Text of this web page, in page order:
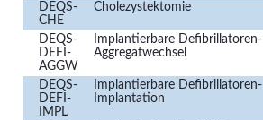
DEQS-
CHE
Cholezystektomie
DEQS-
DEFI-
AGGW
Implantierbare Defibrillatoren-
Aggregatwechsel
DEQS-
DEFI-
IMPL
Implantierbare Defibrillatoren-
Implantation